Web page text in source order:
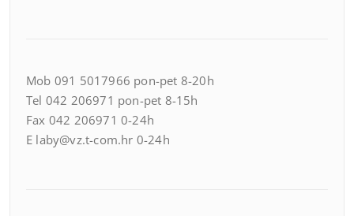
Mob 091 5017966 pon-pet 8-20h
Tel 042 206971 pon-pet 8-15h
Fax 042 206971 0-24h
E laby@vz.t-com.hr 0-24h